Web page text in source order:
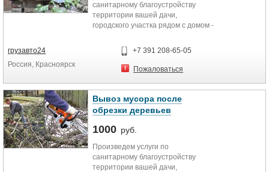
санитарному благоустройству
территории вашей дачи,
городского участка рядом с домом -
поврежденных веток деревьев.
грузавто24
Россия, Красноярск
+7 391 208-65-05
Пожаловаться
Вывоз мусора после
обрезки деревьев
1000 руб.
Произведем услуги по
санитарному благоустройству
территории вашей дачи,